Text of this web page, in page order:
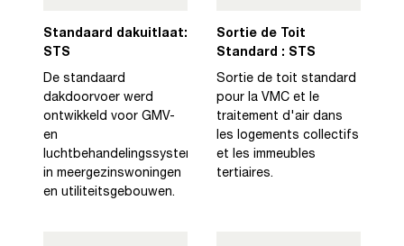
Standaard dakuitlaat:
STS
De standaard
dakdoorvoer werd
ontwikkeld voor GMV-
en
luchtbehandelingssystemen
in meergezinswoningen
en utiliteitsgebouwen.
Sortie de Toit
Standard : STS
Sortie de toit standard
pour la VMC et le
traitement d'air dans
les logements collectifs
et les immeubles
tertiaires.